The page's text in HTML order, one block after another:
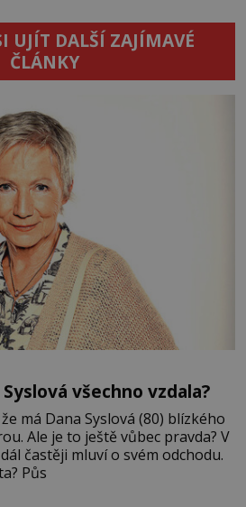
UJÍT DALŠÍ ZAJÍMAVÉ
ČLÁNKY
všechno vzdala?
má Dana Syslová (80) blízkého
Ale je to ještě vůbec pravda? V
častěji mluví o svém odchodu.
Půs